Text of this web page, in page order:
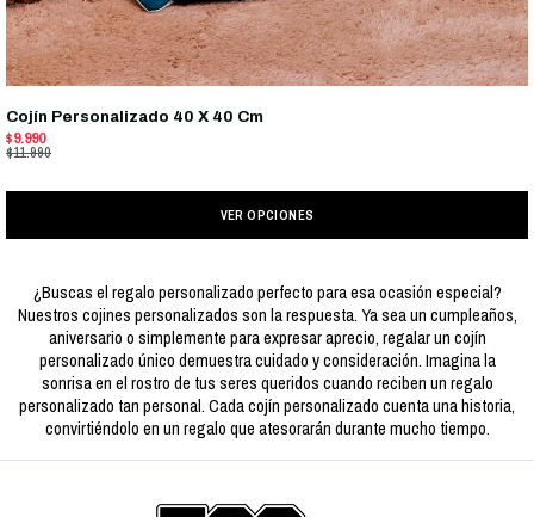
Cojín Personalizado 40 X 40 Cm
$9.990
$11.990
VER OPCIONES
¿Buscas el regalo personalizado perfecto para esa ocasión especial?
Nuestros cojines personalizados son la respuesta. Ya sea un cumpleaños,
aniversario o simplemente para expresar aprecio, regalar un cojín
personalizado único demuestra cuidado y consideración. Imagina la
sonrisa en el rostro de tus seres queridos cuando reciben un regalo
personalizado tan personal. Cada cojín personalizado cuenta una historia,
convirtiéndolo en un regalo que atesorarán durante mucho tiempo.